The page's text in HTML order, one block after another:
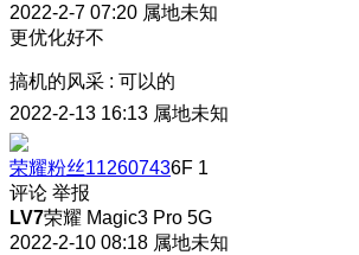
2022-2-7 07:20 属地未知
更优化好不
搞机的风采 : 可以的
2022-2-13 16:13 属地未知
荣耀粉丝112607436F 1
评论 举报
LV7荣耀 Magic3 Pro 5G
2022-2-10 08:18 属地未知